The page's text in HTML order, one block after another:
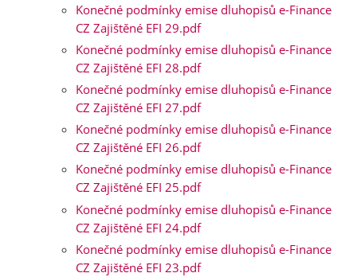
Konečné podmínky emise dluhopisů e-Finance
CZ Zajištěné EFI 29.pdf
Konečné podmínky emise dluhopisů e-Finance
CZ Zajištěné EFI 28.pdf
Konečné podmínky emise dluhopisů e-Finance
CZ Zajištěné EFI 27.pdf
Konečné podmínky emise dluhopisů e-Finance
CZ Zajištěné EFI 26.pdf
Konečné podmínky emise dluhopisů e-Finance
CZ Zajištěné EFI 25.pdf
Konečné podmínky emise dluhopisů e-Finance
CZ Zajištěné EFI 24.pdf
Konečné podmínky emise dluhopisů e-Finance
CZ Zajištěné EFI 23.pdf